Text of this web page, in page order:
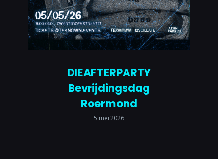
DIEAFTERPARTY
Bevrijdingsdag
Roermond
5 mei 2026